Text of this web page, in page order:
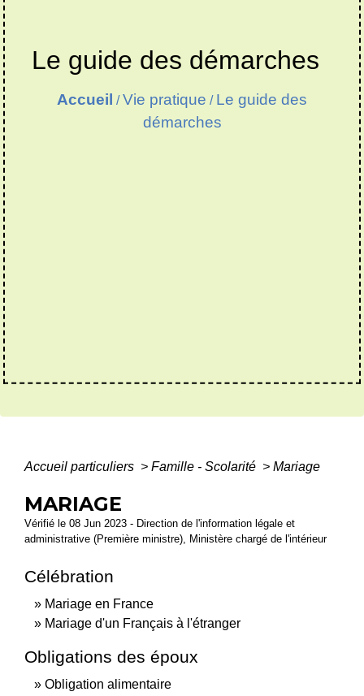
Le guide des démarches
Accueil /Vie pratique / Le guide des
démarches
Accueil particuliers > Famille - Scolarité > Mariage
MARIAGE
Vérifié le 08 Jun 2023 - Direction de l'information légale et
administrative (Première ministre), Ministère chargé de l'intérieur
Célébration
Mariage en France
Mariage d'un Français à l'étranger
Obligations des époux
Obligation alimentaire